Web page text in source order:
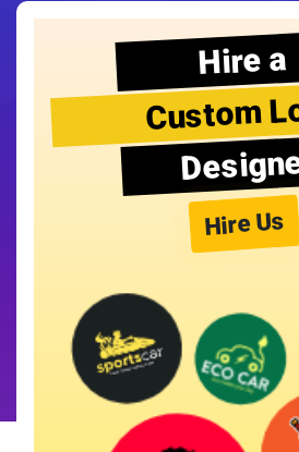
Hire a
Custom
Hire Us